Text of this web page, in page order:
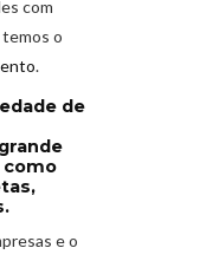
com
o
.
de
como
e o